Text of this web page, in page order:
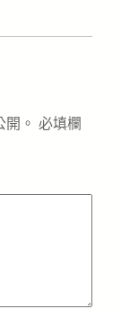
。 必填欄